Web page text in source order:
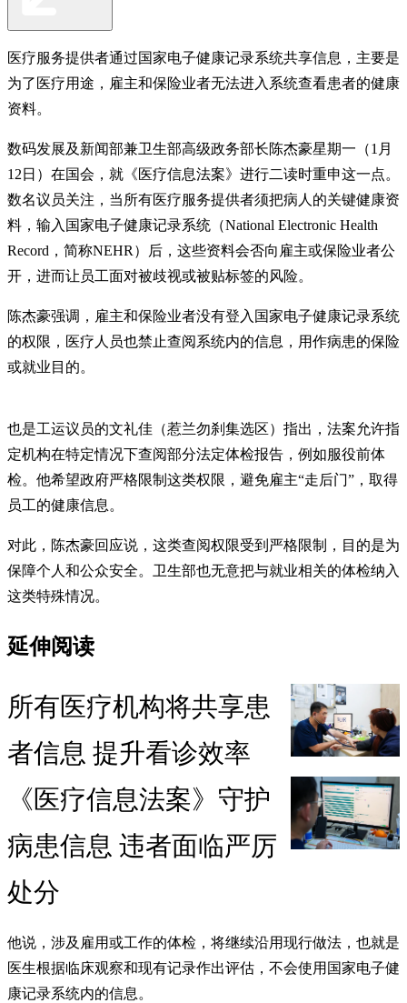
医疗服务提供者通过国家电子健康记录系统共享信息，主要是
为了医疗用途，雇主和保险业者无法进入系统查看患者的健康
资料。
数码发展及新闻部兼卫生部高级政务部长陈杰豪星期一（1月
12日）在国会，就《医疗信息法案》进行二读时重申这一点。
数名议员关注，当所有医疗服务提供者须把病人的关键健康资
料，输入国家电子健康记录系统（National Electronic Health
Record，简称NEHR）后，这些资料会否向雇主或保险业者公
开，进而让员工面对被歧视或被贴标签的风险。
陈杰豪强调，雇主和保险业者没有登入国家电子健康记录系统
的权限，医疗人员也禁止查阅系统内的信息，用作病患的保险
或就业目的。
也是工运议员的文礼佳（惹兰勿刹集选区）指出，法案允许指
定机构在特定情况下查阅部分法定体检报告，例如服役前体
检。他希望政府严格限制这类权限，避免雇主“走后门”，取得
员工的健康信息。
对此，陈杰豪回应说，这类查阅权限受到严格限制，目的是为
保障个人和公众安全。卫生部也无意把与就业相关的体检纳入
这类特殊情况。
延伸阅读
所有医疗机构将共享患
者信息 提升看诊效率
《医疗信息法案》守护
病患信息 违者面临严厉
处分
他说，涉及雇用或工作的体检，将继续沿用现行做法，也就是
医生根据临床观察和现有记录作出评估，不会使用国家电子健
康记录系统内的信息。